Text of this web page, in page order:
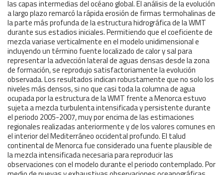
las capas intermedias del océano global. El análisis de la evolución
a largo plazo remarcó la rápida erosión de firmas termohalinas de
la parte más profunda de la estructura hidrográfica de la WMT
durante sus estadios iniciales. Permitiendo que el coeficiente de
mezcla variase verticalmente en el modelo unidimensional e
incluyendo un término fuente localizado de calor y sal para
representar la advección lateral de aguas densas desde la zona
de formación, se reprodujo satisfactoriamente la evolución
observada. Los resultados indican robustamente que no solo los
niveles más densos, si no que casi toda la columna de agua
ocupada por la estructura de la WMT frente a Menorca estuvo
sujeta a mezcla turbulenta intensificada y persistente durante
el periodo 2005-2007, muy por encima de las estimaciones
regionales realizadas anteriormente y de los valores comunes en
el interior del Mediterráneo occidental profundo. El talud
continental de Menorca fue considerado una fuente plausible de
la mezcla intensificada necesaria para reproducir las
observaciones con el modelo durante el periodo contemplado. Por